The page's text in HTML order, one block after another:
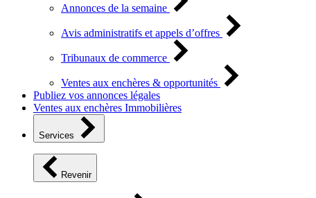
Annonces de la semaine
Avis administratifs et appels d’offres
Tribunaux de commerce
Ventes aux enchères & opportunités
Publiez vos annonces légales
Ventes aux enchères Immobilières
Services
Revenir